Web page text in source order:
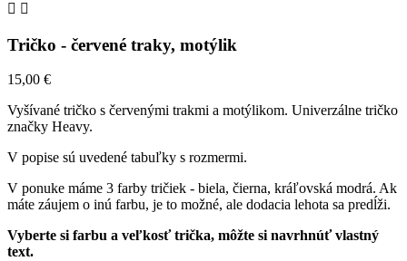
 
Tričko - červené traky, motýlik
15,00 €
Vyšívané tričko s červenými trakmi a motýlikom. Univerzálne tričko
značky Heavy.
V popise sú uvedené tabuľky s rozmermi.
V ponuke máme 3 farby tričiek - biela, čierna, kráľovská modrá. Ak
máte záujem o inú farbu, je to možné, ale dodacia lehota sa predĺži.
Vyberte si farbu a veľkosť trička, môžte si navrhnúť vlastný
text.